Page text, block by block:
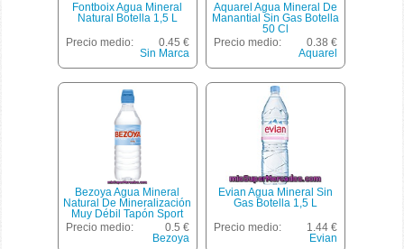
Fontboix Agua Mineral
Natural Botella 1,5 L
Precio medio:
0.45 €
Sin Marca
Aquarel Agua Mineral De
Manantial Sin Gas Botella
50 Cl
Precio medio:
0.38 €
Aquarel
Bezoya Agua Mineral
Natural De Mineralización
Muy Débil Tapón Sport
Botella 50 Cl
Precio medio:
0.5 €
Bezoya
Evian Agua Mineral Sin
Gas Botella 1,5 L
Precio medio:
1.44 €
Evian